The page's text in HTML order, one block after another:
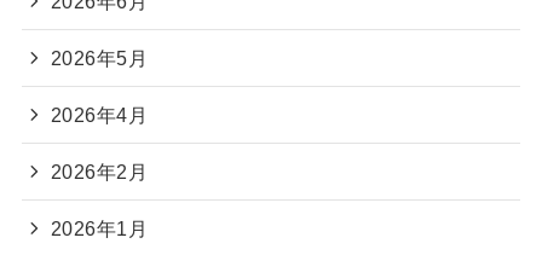
2026年5月
2026年4月
2026年2月
2026年1月